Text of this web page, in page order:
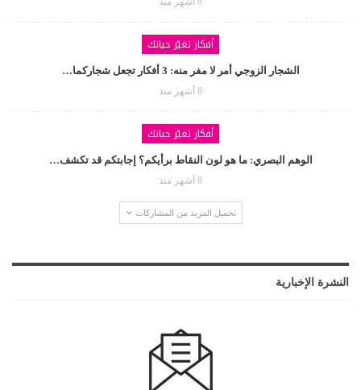
أفكار تغيّر حياتك
الشجار الزوجي أمر لا مفر منه: 3 أفكار تجعل شجاركما…
8 أشهر منذ
أفكار تغيّر حياتك
الوهم البصري: ما هو لون النقاط برأيكم؟ إجابتكم قد تكشف…
8 أشهر منذ
تحميل المزيد من المشاركات
النشرة الإخبارية